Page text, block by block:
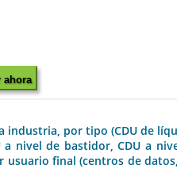
ahora
por tipo (CDU de
de bastidor, CDU a
usuario final (centros de